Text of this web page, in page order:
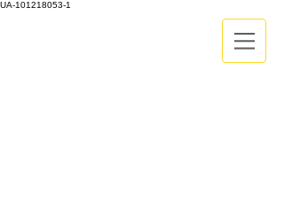
UA-101218053-1